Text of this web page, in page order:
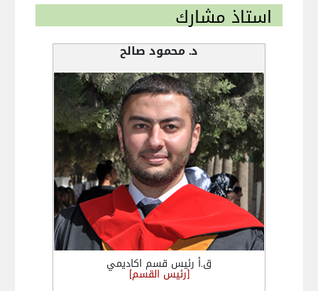
استاذ مشارك
د. محمود صالح
ق.أ رئيس قسم اكاديمي
[رئيس القسم]